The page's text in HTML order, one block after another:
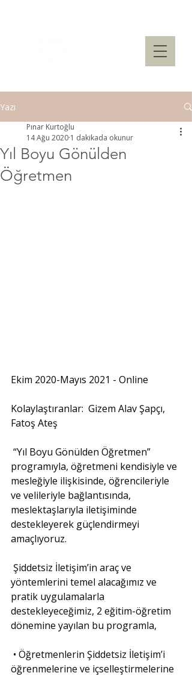
Yazı
Yıl Boyu Gönülden
Öğretmen
Pınar Kurtoğlu
14 Ağu 2020 1 dakikada okunur
Ekim 2020-Mayıs 2021 - Online
Kolaylaştıranlar:  Gizem Alav Şapçı,
Fatoş Ateş
“Yıl Boyu Gönülden Öğretmen”
programıyla, öğretmeni kendisiyle ve
mesleğiyle ilişkisinde, öğrencileriyle
ve velileriyle bağlantısında,
meslektaşlarıyla iletişiminde
destekleyerek güçlendirmeyi
amaçlıyoruz.
Şiddetsiz İletişim’in araç ve
yöntemlerini temel alacağımız ve
pratik uygulamalarla
destekleyeceğimiz, 2 eğitim-öğretim
dönemine yayılan bu programla,
• Öğretmenlerin Şiddetsiz İletişim’i
öğrenmelerine ve içselleştirmelerine